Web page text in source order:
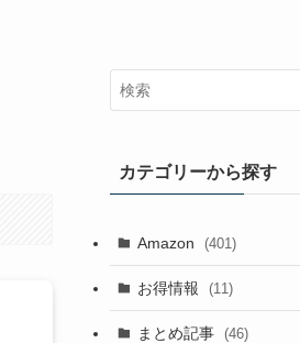
カテゴリーから探す
Amazon (401)
お得情報 (11)
まとめ記事 (46)